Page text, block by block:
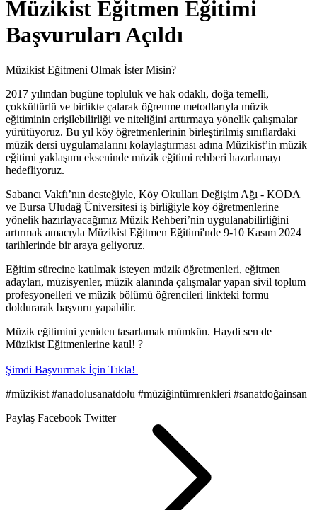
Müzikist Eğitmen Eğitimi
Başvuruları Açıldı
Müzikist Eğitmeni Olmak İster Misin?
2017 yılından bugüne topluluk ve hak odaklı, doğa temelli,
çokkültürlü ve birlikte çalarak öğrenme metodlarıyla müzik
eğitiminin erişilebilirliği ve niteliğini arttırmaya yönelik çalışmalar
yürütüyoruz. Bu yıl köy öğretmenlerinin birleştirilmiş sınıflardaki
müzik dersi uygulamalarını kolaylaştırması adına Müzikist’in müzik
eğitimi yaklaşımı ekseninde müzik eğitimi rehberi hazırlamayı
hedefliyoruz.
Sabancı Vakfı’nın desteğiyle, Köy Okulları Değişim Ağı - KODA
ve Bursa Uludağ Üniversitesi iş birliğiyle köy öğretmenlerine
yönelik hazırlayacağımız Müzik Rehberi’nin uygulanabilirliğini
artırmak amacıyla Müzikist Eğitmen Eğitimi'nde 9-10 Kasım 2024
tarihlerinde bir araya geliyoruz.
Eğitim sürecine katılmak isteyen müzik öğretmenleri, eğitmen
adayları, müzisyenler, müzik alanında çalışmalar yapan sivil toplum
profesyonelleri ve müzik bölümü öğrencileri linkteki formu
doldurarak başvuru yapabilir.
Müzik eğitimini yeniden tasarlamak mümkün. Haydi sen de
Müzikist Eğitmenlerine katıl! ?
Şimdi Başvurmak İçin Tıkla!
#müzikist #anadolusanatdolu #müziğintümrenkleri #sanatdoğainsan
Paylaş Facebook Twitter